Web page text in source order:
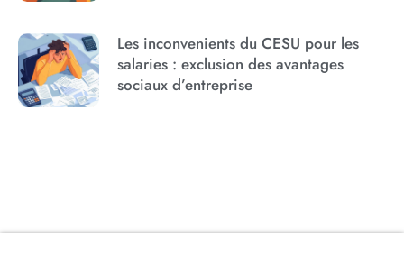
Les inconvenients du CESU pour les
salaries : exclusion des avantages
sociaux d’entreprise